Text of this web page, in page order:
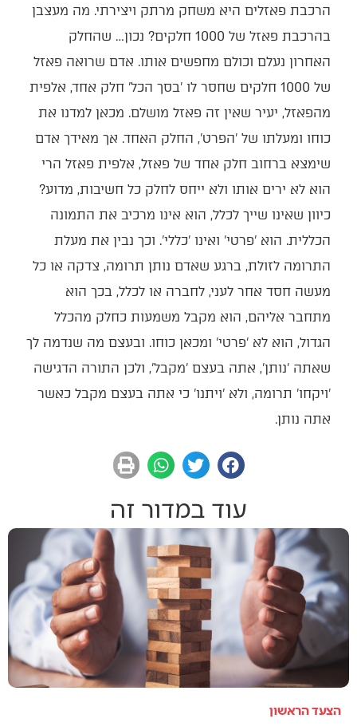
הרכבת פאזלים היא משחק מרתק ויצירתי. מה מעצבן
בהרכבת פאזל של 1000 חלקים? נכון… שהחלק
האחרון נעלם וכולם מחפשים אותו. אדם שרואה פאזל
של 1000 חלקים שחסר לו 'בסך הכל' חלק אחד, אלפית
מהפאזל, יעיר שאין זה פאזל מושלם. מכאן למדנו את
כוחו ומעלתו של 'הפרט', החלק האחד. אך מאידך אדם
שימצא ברחוב חלק אחד של פאזל, אלפית פאזל הרי
הוא לא ירים אותו ולא ייחס לחלק כל חשיבות, מדוע?
כיוון שאינו שייך לכלל, הוא אינו מרכיב את התמונה
הכללית. הוא 'פרטי' ואינו 'כללי'. וכך נבין את מעלת
התרומה לזולת, ברגע שאדם נותן תרומה, צדקה או כל
מעשה חסד אחר לעני, לחברה או לכלל, בכך הוא
מתחבר אליהם, הוא מקבל משמעות כחלק מהכלל
הגדול, הוא לא 'פרטי' ומכאן כוחו. ובעצם מה שנדמה לך
שאתה 'נותן', אתה בעצם 'מקבל', ולכן התורה הדגישה
'ויקחו' תרומה, ולא 'ויתנו' כי אתה בעצם מקבל כאשר
אתה נותן.
עוד במדור זה
הצעד הראשון